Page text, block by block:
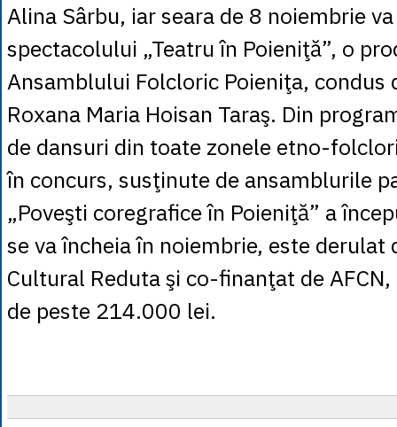
Alina Sârbu, iar seara de 8 noiembrie
spectacolului „Teatru în Poieniţă”, o
Ansamblului Folcloric Poieniţa, condus
Roxana Maria Hoisan Taraş. Din
de dansuri din toate zonele etno-
în concurs, susţinute de ansamblurile
„Poveşti coregrafice în Poieniţă” a
se va încheia în noiembrie, este derulat
Cultural Reduta şi co-finanţat de
de peste 214.000 lei.